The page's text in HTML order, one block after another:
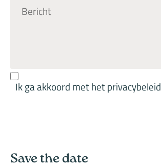
Ik ga akkoord met het privacybeleid
Save the date